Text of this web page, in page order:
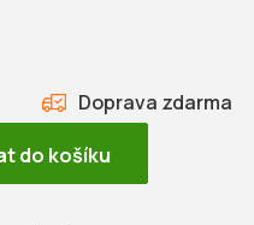
do košíku
ZDARMA